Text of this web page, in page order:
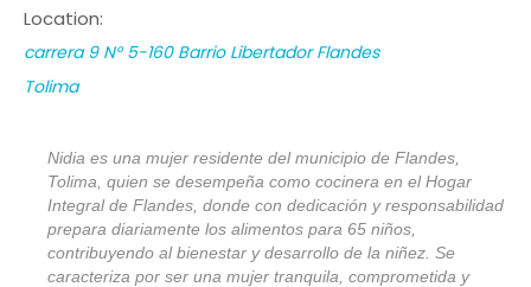
Location:
carrera 9 N° 5-160 Barrio Libertador Flandes
Tolima
Nidia es una mujer residente del municipio de Flandes,
Tolima, quien se desempeña como cocinera en el Hogar
Integral de Flandes, donde con dedicación y responsabilidad
prepara diariamente los alimentos para 65 niños,
contribuyendo al bienestar y desarrollo de la niñez. Se
caracteriza por ser una mujer tranquila, comprometida y